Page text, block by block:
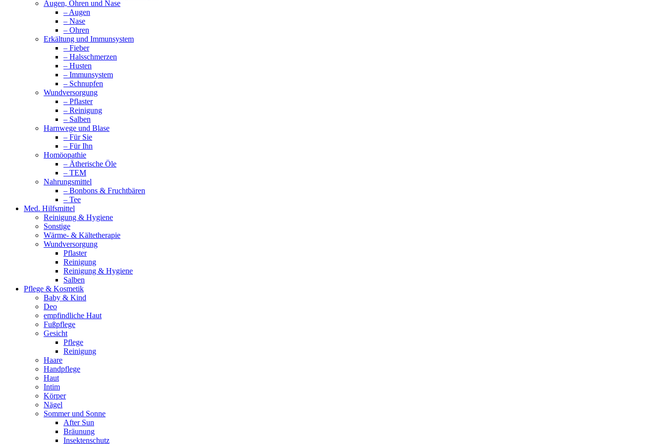
Augen, Ohren und Nase
– Augen
– Nase
– Ohren
Erkältung und Immunsystem
– Fieber
– Halsschmerzen
– Husten
– Immunsystem
– Schnupfen
Wundversorgung
– Pflaster
– Reinigung
– Salben
Harnwege und Blase
– Für Sie
– Für Ihn
Homöopathie
– Ätherische Öle
– TEM
Nahrungsmittel
– Bonbons & Fruchtbären
– Tee
Med. Hilfsmittel
Reinigung & Hygiene
Sonstige
Wärme- & Kältetherapie
Wundversorgung
Pflaster
Reinigung
Reinigung & Hygiene
Salben
Pflege & Kosmetik
Baby & Kind
Deo
empfindliche Haut
Fußpflege
Gesicht
Pflege
Reinigung
Haare
Handpflege
Haut
Intim
Körper
Nägel
Sommer und Sonne
After Sun
Bräunung
Insektenschutz